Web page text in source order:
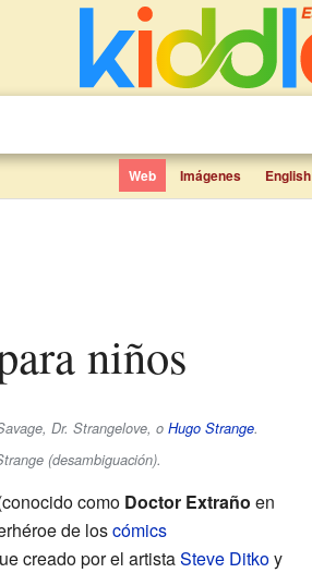
Web Imágenes English
niños
Dr. Strangelove, o Hugo Strange.
(desambiguación).
como Doctor Extraño en
de loscómics
creado por el artistaSteve Ditkoy